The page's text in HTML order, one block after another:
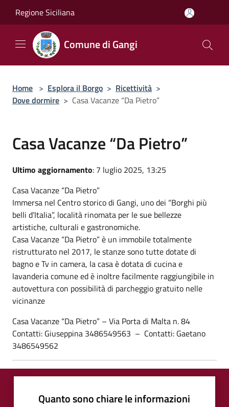
Regione Siciliana
Comune di Gangi
Home > Esplora il Borgo > Ricettività >
Dove dormire > Casa Vacanze “Da Pietro”
Casa Vacanze “Da Pietro”
Ultimo aggiornamento: 7 luglio 2025, 13:25
Casa Vacanze “Da Pietro”
Immersa nel Centro storico di Gangi, uno dei “Borghi più
belli d’Italia”, località rinomata per le sue bellezze
artistiche, culturali e gastronomiche.
Casa Vacanze “Da Pietro” è un immobile totalmente
ristrutturato nel 2017, le stanze sono tutte dotate di
bagno e Tv in camera, la casa è dotata di cucina e
lavanderia comune ed è inoltre facilmente raggiungibile in
autovettura con possibilità di parcheggio gratuito nelle
vicinanze
Casa Vacanze “Da Pietro” – Via Porta di Malta n. 84
Contatti: Giuseppina 3486549563 – Contatti: Gaetano
3486549562
Quanto sono chiare le informazioni